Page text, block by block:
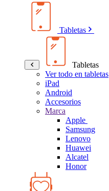
Tabletas
Tabletas
Ver todo en tabletas
iPad
Android
Accesorios
Marca
Apple
Samsung
Lenovo
Huawei
Alcatel
Honor